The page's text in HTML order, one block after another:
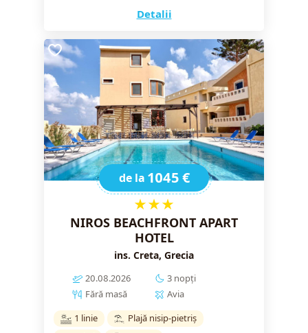
Detalii
de la 1045 €
★★★
NIROS BEACHFRONT APART
HOTEL
ins. Creta, Grecia
20.08.2026
3 nopți
Fără masă
Avia
1 linie
Plajă nisip-pietriș